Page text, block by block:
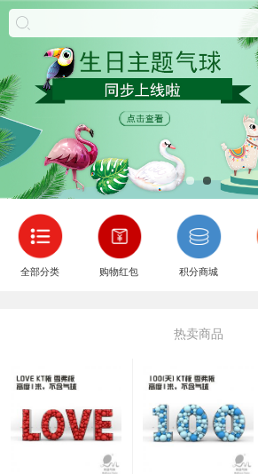
全部分类 购物红包 积分商城
热卖商品